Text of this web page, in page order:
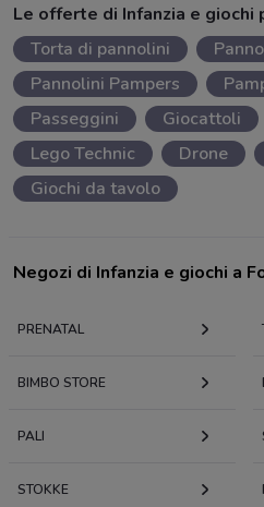
Le offerte di Infanzia e giochi
Torta di pannolini
Pannolini Pampers
Passeggini
Giocattoli
Lego Technic
Drone
Giochi da tavolo
Negozi di Infanzia e giochi a
PRENATAL
BIMBO STORE
PALI
STOKKE